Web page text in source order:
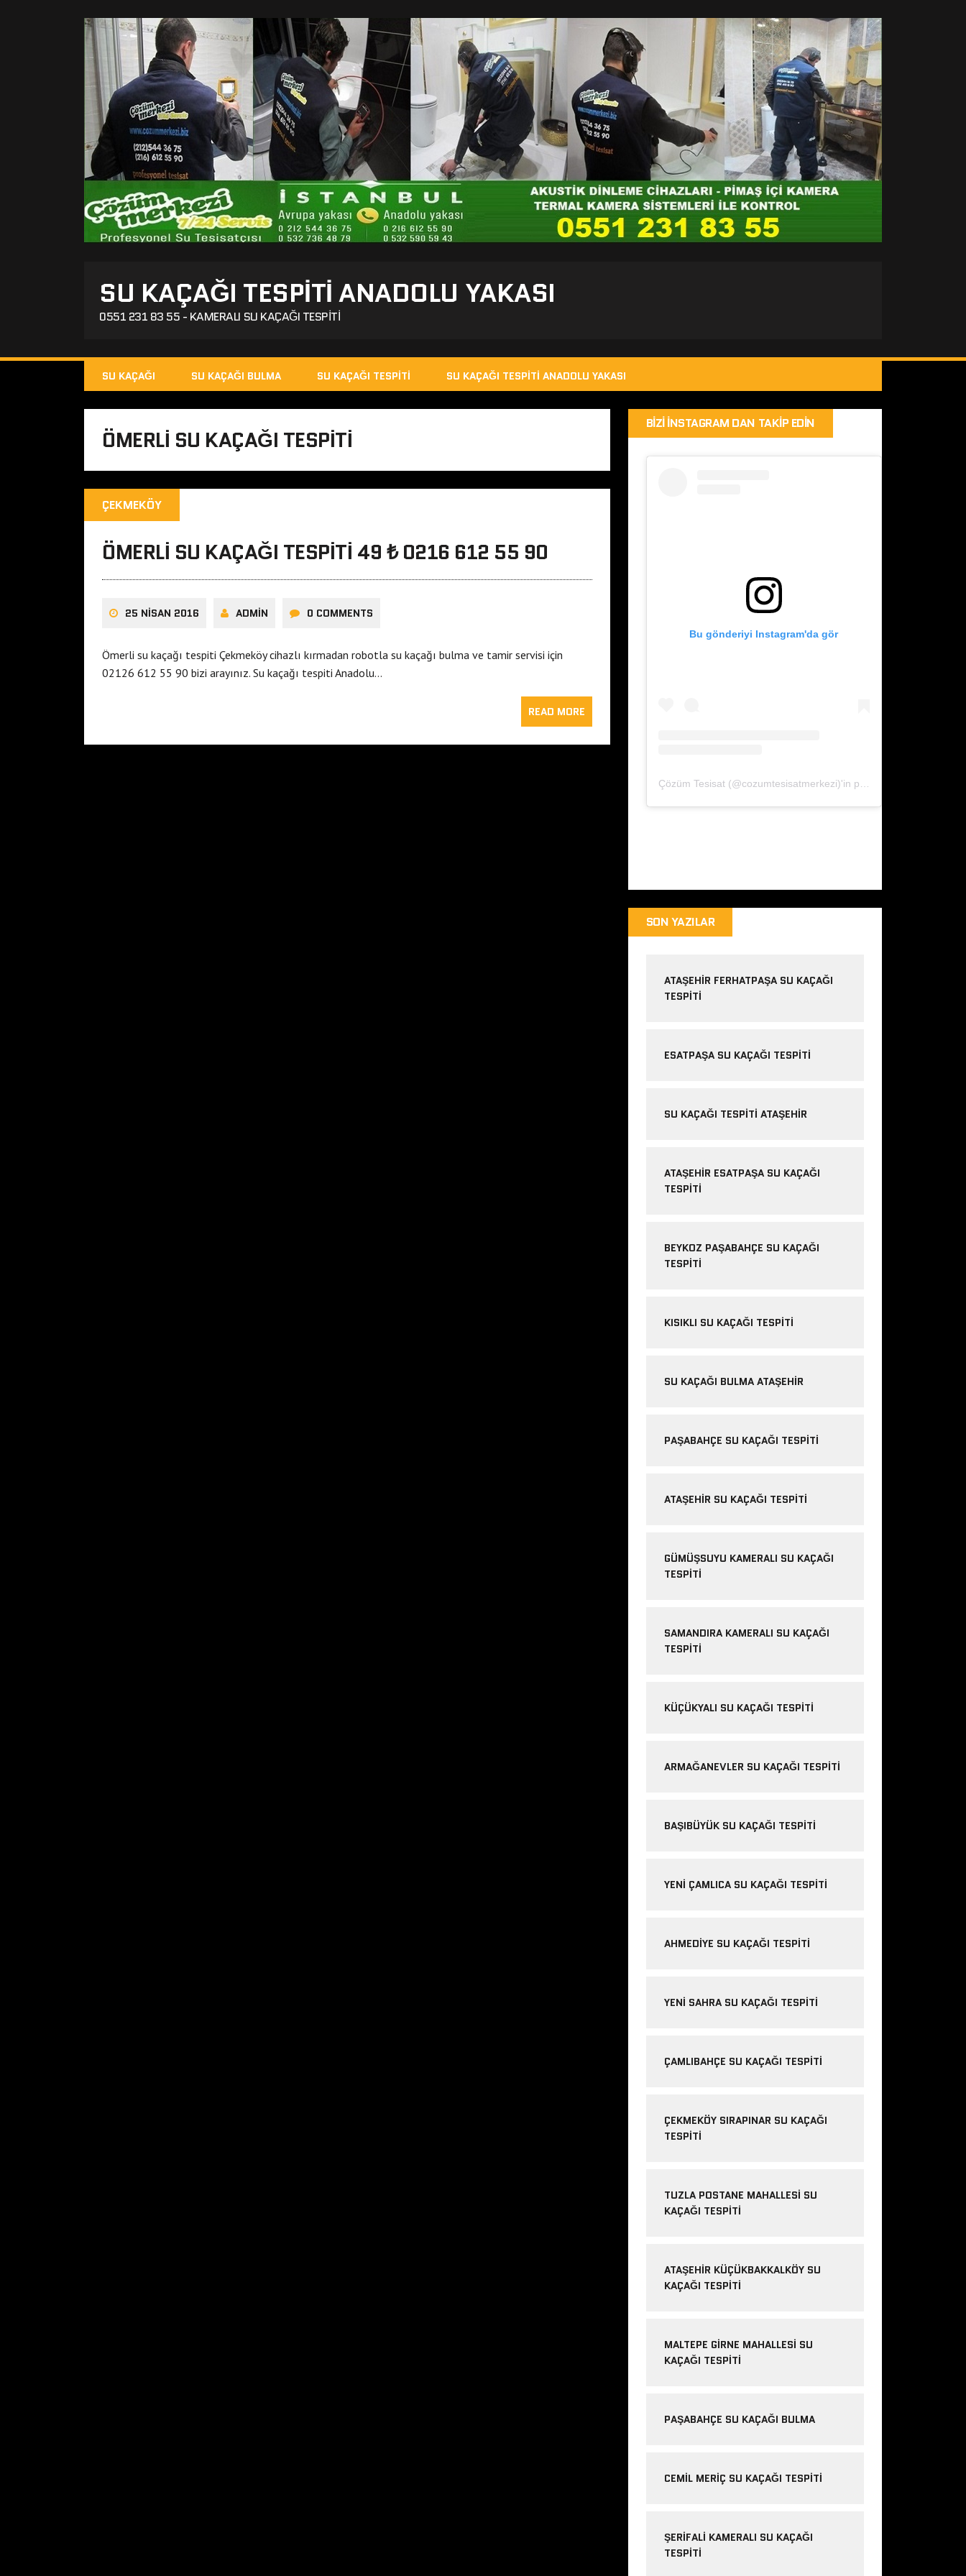
SU KAÇAĞI TESPITI ANADOLU YAKASI
0551 231 83 55 - KAMERALI SU KAÇAĞI TESPITI
SU KAÇAĞI SU KAÇAĞI BULMA SU KAÇAĞI TESPITI SU KAÇAĞI TESPITI ANADOLU YAKASI
ÖMERLI SU KAÇAĞI TESPITI
ÇEKMEKÖY
ÖMERLI SU KAÇAĞI TESPITI 49 ₺ 0216 612 55 90
25 NISAN 2016 ADMIN 0 COMMENTS
Ömerli su kaçağı tespiti Çekmeköy cihazlı kırmadan robotla su kaçağı bulma ve tamir servisi için
02126 612 55 90 bizi arayınız. Su kaçağı tespiti Anadolu…
READ MORE
BIZI İNSTAGRAM DAN TAKIP EDIN
Bu gönderiyi Instagram'da gör
SON YAZILAR
ATAŞEHIR FERHATPAŞA SU KAÇAĞI
TESPITI
ESATPAŞA SU KAÇAĞI TESPITI
SU KAÇAĞI TESPITI ATAŞEHIR
ATAŞEHIR ESATPAŞA SU KAÇAĞI
TESPITI
BEYKOZ PAŞABAHÇE SU KAÇAĞI
TESPITI
KISIKLI SU KAÇAĞI TESPITI
SU KAÇAĞI BULMA ATAŞEHIR
PAŞABAHÇE SU KAÇAĞI TESPITI
ATAŞEHIR SU KAÇAĞI TESPITI
GÜMÜŞSUYU KAMERALI SU KAÇAĞI
TESPITI
SAMANDIRA KAMERALI SU KAÇAĞI
TESPITI
KÜÇÜKYALI SU KAÇAĞI TESPITI
ARMAĞANEVLER SU KAÇAĞI TESPITI
BAŞIBÜYÜK SU KAÇAĞI TESPITI
YENI ÇAMLICA SU KAÇAĞI TESPITI
AHMEDIYE SU KAÇAĞI TESPITI
YENI SAHRA SU KAÇAĞI TESPITI
ÇAMLIBAHÇE SU KAÇAĞI TESPITI
ÇEKMEKÖY SIRAPINAR SU KAÇAĞI
TESPITI
TUZLA POSTANE MAHALLESI SU
KAÇAĞI TESPITI
ATAŞEHIR KÜÇÜKBAKKALKÖY SU
KAÇAĞI TESPITI
MALTEPE GIRNE MAHALLESI SU
KAÇAĞI TESPITI
PAŞABAHÇE SU KAÇAĞI BULMA
CEMIL MERIÇ SU KAÇAĞI TESPITI
ŞERIFALI KAMERALI SU KAÇAĞI
TESPITI